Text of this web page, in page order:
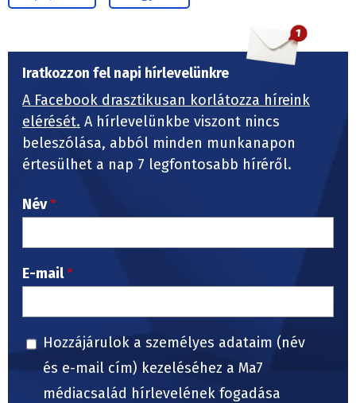
Iratkozzon fel napi hírlevelünkre
A Facebook drasztikusan korlátozza híreink
elérését. A hírlevelünkbe viszont nincs
beleszólása, abból minden munkanapon
értesülhet a nap 7 legfontosabb híréről.
Név
E-mail
Hozzájárulok a személyes adataim (név
és e-mail cím) kezeléséhez a Ma7
médiacsalád hírlevelének fogadása